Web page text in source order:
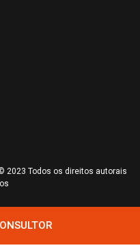
2023 Todos os direitos autorais